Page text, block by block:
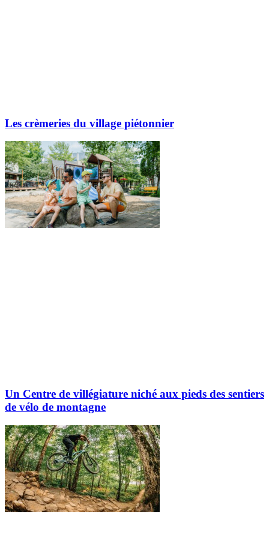
Les crèmeries du village piétonnier
Un Centre de villégiature niché aux pieds des sentiers
de vélo de montagne